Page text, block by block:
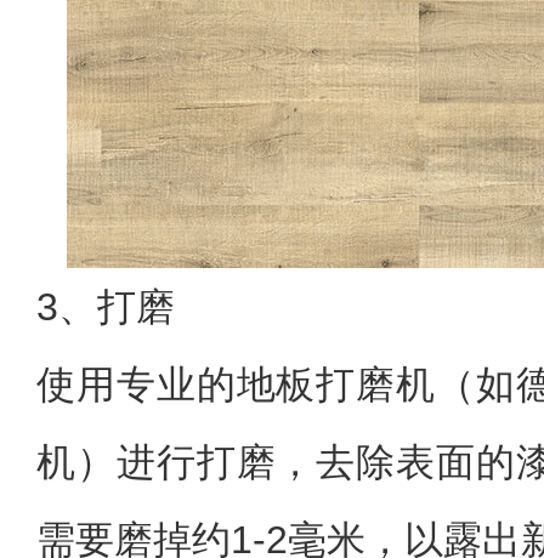
3、打磨
使用专业的地板打磨机（如
机）进行打磨，去除表面的
需要磨掉约1-2毫米，以露出